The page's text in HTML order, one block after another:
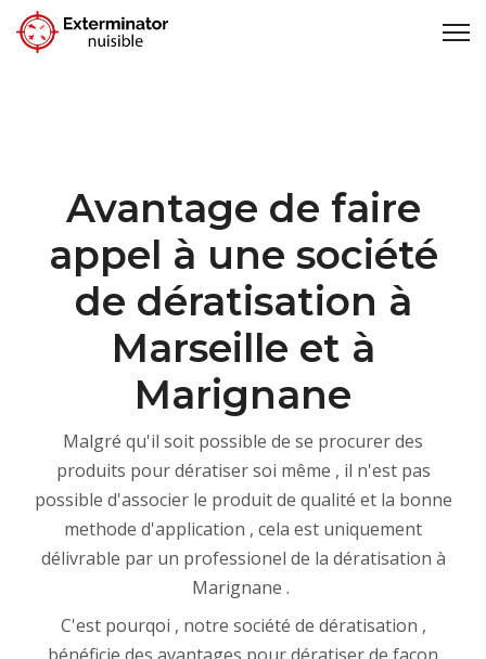
Avantage de faire
appel à une société
de dératisation à
Marseille et à
Marignane
Malgré qu'il soit possible de se procurer des
produits pour dératiser soi même , il n'est pas
possible d'associer le produit de qualité et la bonne
methode d'application , cela est uniquement
délivrable par un professionel de la dératisation à
Marignane .
C'est pourqoi , notre société de dératisation ,